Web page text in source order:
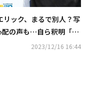
リック、まるで別人？写
配の声も…自ら釈明「こ
いなら良好」2023/12/16 16:44